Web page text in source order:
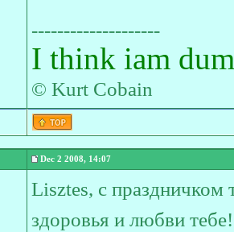
--------------------
I think iam
© Kurt Cobain
Dec 2 2008, 14:07
Lisztes, с праздничком
здоровья и любви